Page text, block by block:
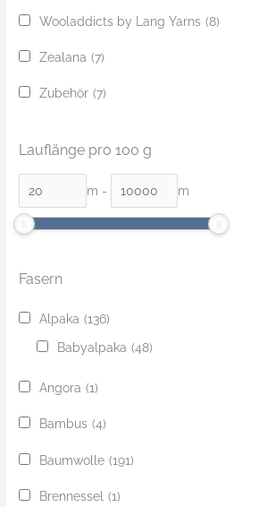
Wooladdicts by Lang Yarns (8)
Zealana (7)
Zubehör (7)
Lauflänge pro 100 g
m - m
Fasern
Alpaka (136)
Babyalpaka (48)
Angora (1)
Bambus (4)
Baumwolle (191)
Brennessel (1)